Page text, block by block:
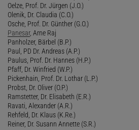
Oelze, Prof. Dr. Jürgen (J.O.)
Olenik, Dr. Claudia (C.O.)
Osche, Prof. Dr. Günther (G.O.)
Panesar, Arne Raj
Panholzer, Bärbel (B.P.)
Paul, PD Dr. Andreas (A.P.)
Paulus, Prof. Dr. Hannes (H.P.)
Pfaff, Dr. Winfried (W.P.)
Pickenhain, Prof. Dr. Lothar (L.P.)
Probst, Dr. Oliver (O.P.)
Ramstetter, Dr. Elisabeth (E.R.)
Ravati, Alexander (A.R.)
Rehfeld, Dr. Klaus (K.Re.)
Reiner, Dr. Susann Annette (S.R.)